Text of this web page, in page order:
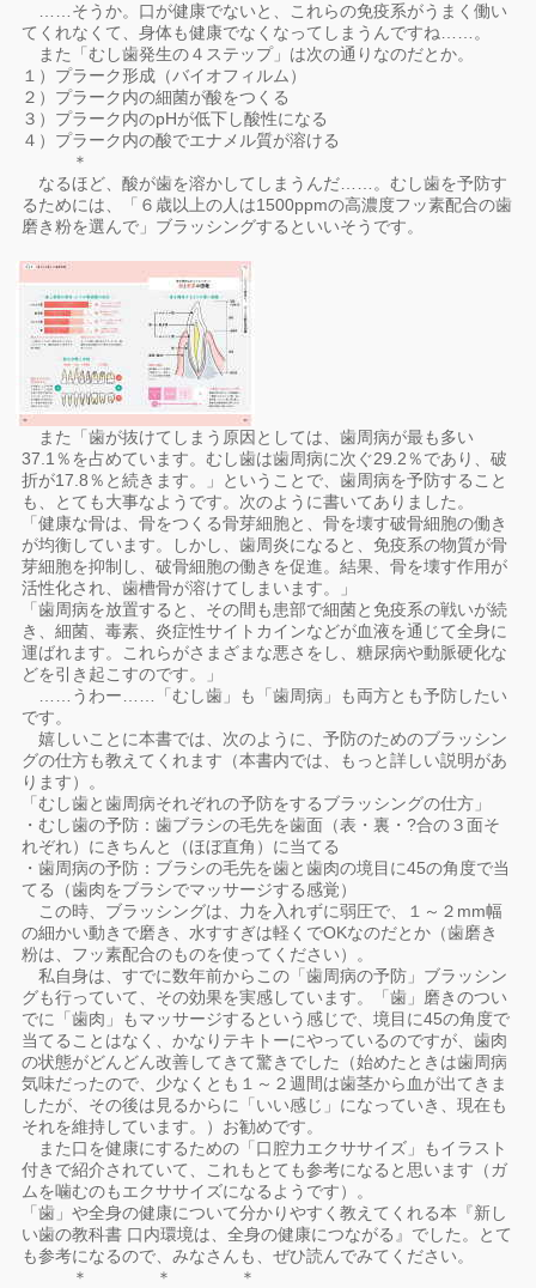
……そうか。口が健康でないと、これらの免疫系がうまく働い
てくれなくて、身体も健康でなくなってしまうんですね……。
また「むし歯発生の４ステップ」は次の通りなのだとか。
１）プラーク形成（バイオフィルム）
２）プラーク内の細菌が酸をつくる
３）プラーク内のpHが低下し酸性になる
４）プラーク内の酸でエナメル質が溶ける
＊
なるほど、酸が歯を溶かしてしまうんだ……。むし歯を予防す
るためには、「６歳以上の人は1500ppmの高濃度フッ素配合の歯
磨き粉を選んで」ブラッシングするといいそうです。
また「歯が抜けてしまう原因としては、歯周病が最も多い
37.1％を占めています。むし歯は歯周病に次ぐ29.2％であり、破
折が17.8％と続きます。」ということで、歯周病を予防すること
も、とても大事なようです。次のように書いてありました。
「健康な骨は、骨をつくる骨芽細胞と、骨を壊す破骨細胞の働き
が均衡しています。しかし、歯周炎になると、免疫系の物質が骨
芽細胞を抑制し、破骨細胞の働きを促進。結果、骨を壊す作用が
活性化され、歯槽骨が溶けてしまいます。」
「歯周病を放置すると、その間も患部で細菌と免疫系の戦いが続
き、細菌、毒素、炎症性サイトカインなどが血液を通じて全身に
運ばれます。これらがさまざまな悪さをし、糖尿病や動脈硬化な
どを引き起こすのです。」
……うわー……「むし歯」も「歯周病」も両方とも予防したい
です。
嬉しいことに本書では、次のように、予防のためのブラッシン
グの仕方も教えてくれます（本書内では、もっと詳しい説明があ
ります）。
「むし歯と歯周病それぞれの予防をするブラッシングの仕方」
・むし歯の予防：歯ブラシの毛先を歯面（表・裏・?合の３面そ
れぞれ）にきちんと（ほぼ直角）に当てる
・歯周病の予防：ブラシの毛先を歯と歯肉の境目に45の角度で当
てる（歯肉をブラシでマッサージする感覚）
この時、ブラッシングは、力を入れずに弱圧で、１～２mm幅
の細かい動きで磨き、水すすぎは軽くでOKなのだとか（歯磨き
粉は、フッ素配合のものを使ってください）。
私自身は、すでに数年前からこの「歯周病の予防」ブラッシン
グも行っていて、その効果を実感しています。「歯」磨きのつい
でに「歯肉」もマッサージするという感じで、境目に45の角度で
当てることはなく、かなりテキトーにやっているのですが、歯肉
の状態がどんどん改善してきて驚きでした（始めたときは歯周病
気味だったので、少なくとも１～２週間は歯茎から血が出てきま
したが、その後は見るからに「いい感じ」になっていき、現在も
それを維持しています。）お勧めです。
また口を健康にするための「口腔力エクササイズ」もイラスト
付きで紹介されていて、これもとても参考になると思います（ガ
ムを噛むのもエクササイズになるようです）。
「歯」や全身の健康について分かりやすく教えてくれる本『新し
い歯の教科書 口内環境は、全身の健康につながる』でした。とて
も参考になるので、みなさんも、ぜひ読んでみてください。
＊ ＊ ＊